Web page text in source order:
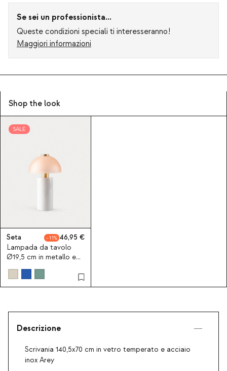
Se sei un professionista...
Queste condizioni speciali ti interesseranno!
Maggiori informazioni
Shop the look
SALE
Seta 11
46,95
Lampada da tavolo
Ø19,5 cm in metallo e
vetro Seta Vidre
Descrizione
Scrivania 140,5x70 cm in vetro temperato e acciaio
inox Arey